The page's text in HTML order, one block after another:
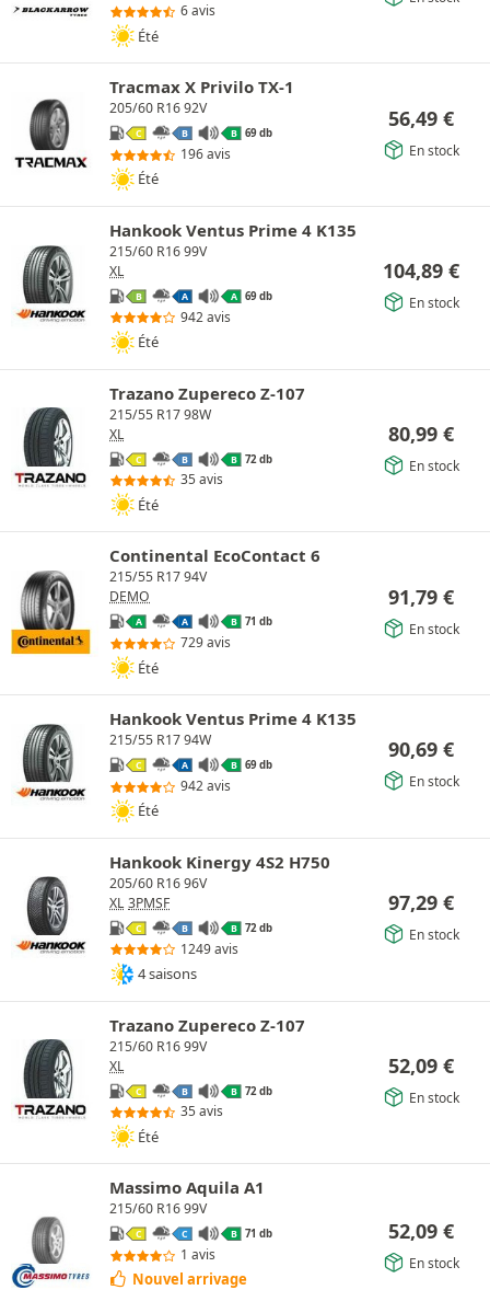
6 avis
Été
Tracmax X Privilo TX-1
205/60 R16 92V
C B B 69 db
196 avis
Été
56,49 €
En stock
Hankook Ventus Prime 4 K135
215/60 R16 99V
XL
B A A 69 db
942 avis
Été
104,89 €
En stock
Trazano Zupereco Z-107
215/55 R17 98W
XL
C B B 72 db
35 avis
Été
80,99 €
En stock
Continental EcoContact 6
215/55 R17 94V
DEMO
A A B 71 db
729 avis
Été
91,79 €
En stock
Hankook Ventus Prime 4 K135
215/55 R17 94W
C A B 69 db
942 avis
Été
90,69 €
En stock
Hankook Kinergy 4S2 H750
205/60 R16 96V
XL 3PMSF
C B B 72 db
1249 avis
4 saisons
97,29 €
En stock
Trazano Zupereco Z-107
215/60 R16 99V
XL
C B B 72 db
35 avis
Été
52,09 €
En stock
Massimo Aquila A1
215/60 R16 99V
C C B 71 db
1 avis
Nouvel arrivage
52,09 €
En stock